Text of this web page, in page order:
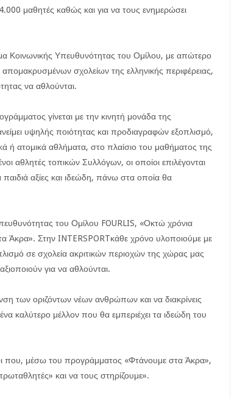
μαθητές καθώς και για να τους ενημερώσει
Κοινωνικής Υπευθυνότητας του Ομίλου, με απώτερο
σχολείων της ελληνικής περιφέρειας,
να αθλούνται.
γίνεται με την κινητή μονάδα της
υψηλής ποιότητας και προδιαγραφών εξοπλισμό,
ή ατομικά αθλήματα, στο πλαίσιο του μαθήματος της
αθλητές τοπικών Συλλόγων, οι οποίοι επιλέγονται
παιδιά αξίες και ιδεώδη, πάνω στα οποία θα
του Ομίλου FOURLIS, «Οκτώ χρόνια
Άκρα». Στην INTERSPORTκάθε χρόνο υλοποιούμε με
σε σχολεία ακριτικών περιοχών της χώρας μας
για να αθλούνται.
των οριζόντων νέων ανθρώπων και να διακρίνεις
καλύτερο μέλλον που θα εμπεριέχει τα ιδεώδη του
που, μέσω του προγράμματος «Φτάνουμε στα Άκρα»,
και να τους στηρίζουμε».